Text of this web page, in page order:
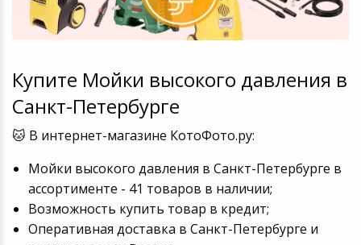
Купите Мойки высокого давления в
Санкт-Петербурге
🐱 В интернет-магазине КотоФото.ру:
Мойки высокого давления в Санкт-Петербурге в
ассортименте - 41 товаров в наличии;
Возможность купить товар в кредит;
Оперативная доставка в Санкт-Петербурге и